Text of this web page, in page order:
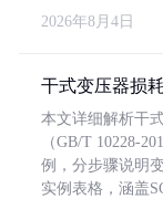
2026年8月4日
干式变压器损
本文详细解析干
（GB/T 10228-
例，分步骤说明
实例表格，涵盖